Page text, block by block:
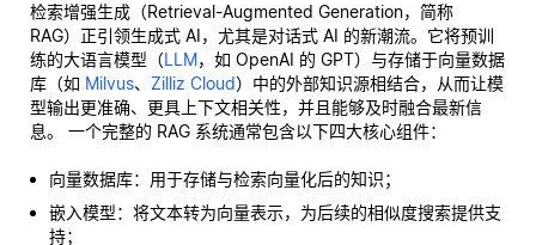
检索增强生成（Retrieval-Augmented Generation，简称
RAG）正引领生成式 AI，尤其是对话式 AI 的新潮流。它将预训
练的大语言模型（LLM，如 OpenAI 的 GPT）与存储于向量数据
库（如 Milvus、 Zilliz Cloud）中的外部知识源相结合，从而让模
型输出更准确、更具上下文相关性，并且能够及时融合最新信
息。 一个完整的 RAG 系统通常包含以下四大核心组件：
向量数据库：用于存储与检索向量化后的知识；
嵌入模型：将文本转为向量表示，为后续的相似度搜索提供支
持；